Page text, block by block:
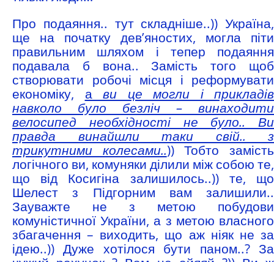
Про подаяння.. тут складніше..)) Україна,
ще на початку дев’яностих, могла піти
правильним шляхом і тепер подаяння
подавала б вона.. Замість того щоб
створювати робочі місця і реформувати
економіку, а ви це могли і прикладів
навколо було безліч – винаходити
велосипед необхідності не було.. Ви
правда винайшли таки свій.. з
трикутними колесами..)) Тобто замість
логічного ви, комуняки ділили між собою те,
що від Косигіна залишилось..)) те, що
Шелест з Підгорним вам залишили..
Зауважте не з метою побудови
комуністичної України, а з метою власного
збагачення – виходить, що аж ніяк не за
ідею..)) Дуже хотілося бути паном..? За